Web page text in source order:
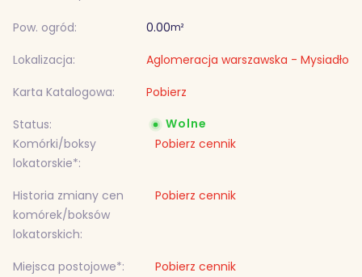
Pow. ogród: 0.00m²
Lokalizacja:
Aglomeracja warszawska - Mysiadło
Karta Katalogowa:
Pobierz
Status:
Wolne
Komórki/boksy
lokatorskie*:
Pobierz cennik
Historia zmiany cen
komórek/boksów
lokatorskich:
Pobierz cennik
Miejsca postojowe*:
Pobierz cennik